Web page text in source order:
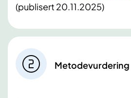
(publisert 20.11.2025)
Metodevurdering